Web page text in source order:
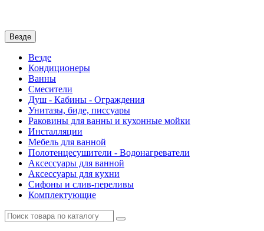
Везде
Везде
Кондиционеры
Ванны
Смесители
Душ - Кабины - Ограждения
Унитазы, биде, писсуары
Раковины для ванны и кухонные мойки
Инсталляции
Мебель для ванной
Полотенцесушители - Водонагреватели
Аксессуары для ванной
Аксессуары для кухни
Сифоны и слив-переливы
Комплектующие